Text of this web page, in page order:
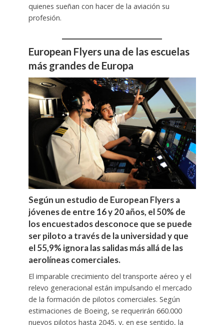
quienes sueñan con hacer de la aviación su
profesión.
European Flyers una de las escuelas
más grandes de Europa
Según un estudio de European Flyers a
jóvenes de entre 16 y 20 años, el 50% de
los encuestados desconoce que se puede
ser piloto a través de la universidad y que
el 55,9% ignora las salidas más allá de las
aerolíneas comerciales.
El imparable crecimiento del transporte aéreo y el
relevo generacional están impulsando el mercado
de la formación de pilotos comerciales. Según
estimaciones de Boeing, se requerirán 660.000
nuevos pilotos hasta 2045, y, en ese sentido, la